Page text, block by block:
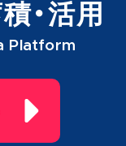
・活用
Platform